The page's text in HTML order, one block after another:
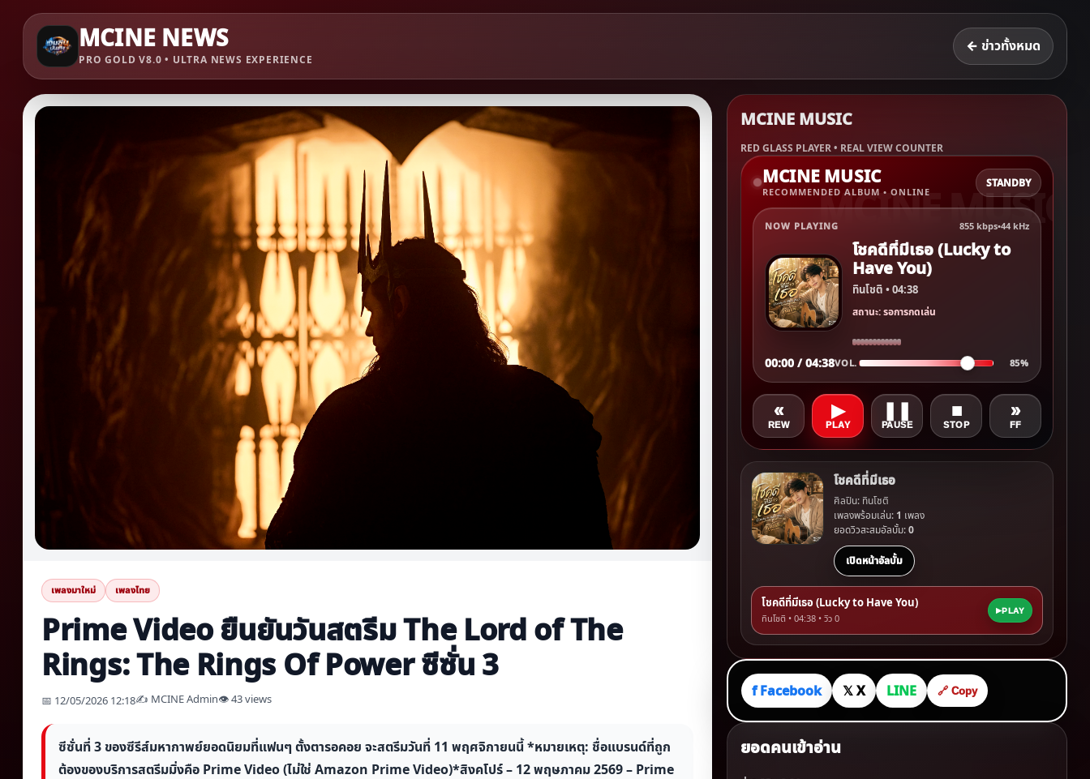
MCINE NEWS
PRO GOLD V8.0 • ULTRA NEWS EXPERIENCE
← ข่าวทั้งหมด
เพลงมาใหม่ เพลงไทย
Prime Video ยืนยันวันสตรีม The Lord of The
Rings: The Rings Of Power ซีซั่น 3
📅 12/05/2026 12:18✍️ MCINE Admin👁 43 views
ซีซั่นที่ 3 ของซีรีส์มหากาพย์ยอดนิยมที่แฟนๆ ตั้งตารอคอย จะสตรีมวันที่ 11 พฤศจิกายนนี้ *หมายเหตุ: ชื่อแบรนด์ที่ถูก
ต้องของบริการสตรีมมิ่งคือ Prime Video (ไม่ใช่ Amazon Prime Video)*สิงคโปร์ – 12 พฤษภาคม 2569 – Prime
MCINE MUSIC
RED GLASS PLAYER • REAL VIEW COUNTER
MCINE MUSIC
RECOMMENDED ALBUM • ONLINE
STANDBY
NOW PLAYING 855 kbps•44 kHz
โชคดีที่มีเธอ (Lucky to
Have You)
ทินโชติ • 04:38
สถานะ: รอการกดเล่น
00:00 / 04:38VOL. 85%
«
REW
▶
PLAY PAUSE
■
STOP
»
FF
โชคดีที่มีเธอ
ศิลปิน: ทินโชติ
เพลงพร้อมเล่น: 1 เพลง
ยอดวิวสะสมอัลบั้ม:0
เปิดหน้าอัลบั้ม
โชคดีที่มีเธอ (Lucky to Have You)
ทินโชติ • 04:38 • วิว 0
PLAY
f Facebook 𝕏 X LINE 🔗 Copy
ยอดคนเข้าอ่าน